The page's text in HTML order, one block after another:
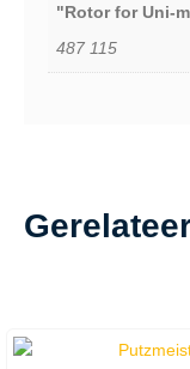
"Rotor for Uni-
487 115